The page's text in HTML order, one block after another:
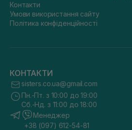
Контакти
Умови використання сайту
Політика конфіденційності
КОНТАКТИ
sisters.co.ua@gmail.com
Пн.-Пт. з 10:00 до 19:00
Сб.-Нд. з 11:00 до 18:00
Менеджер
+38 (097) 612-54-81